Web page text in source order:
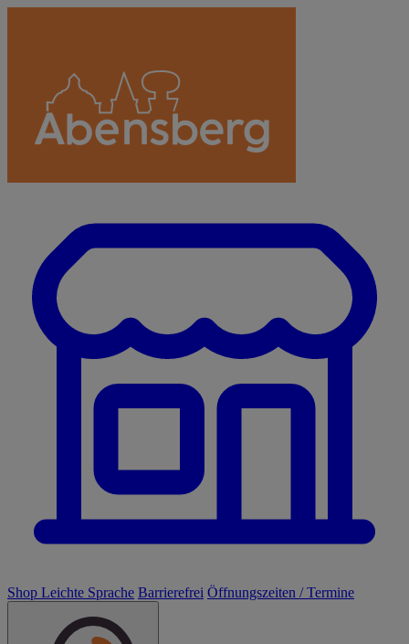
Shop Leichte Sprache Barrierefrei Öffnungszeiten / Termine